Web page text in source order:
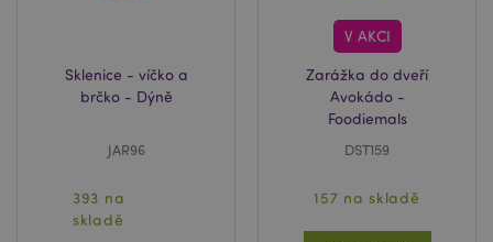
Sklenice - víčko a
brčko - Dýně
JAR96
393 na
skladě
V AKCI
Zarážka do dveří
Avokádo -
Foodiemals
DST159
157 na skladě